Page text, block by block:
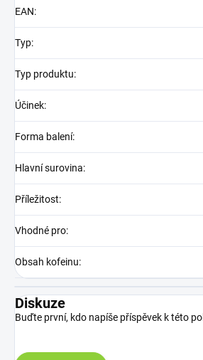
EAN:
Typ:
Typ produktu:
Účinek:
Forma balení:
Hlavní surovina:
Příležitost:
Vhodné pro:
Obsah kofeinu:
Diskuze
Buďte první, kdo napíše příspěvek k této